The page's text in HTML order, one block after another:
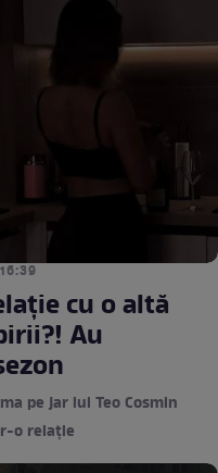
cu o altă
Au
pe jar lui Teo Cosmin
o relație